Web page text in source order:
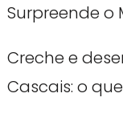
Surpreende o
Creche e
Cascais: o